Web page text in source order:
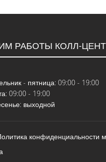
РАБОТЫ КОЛЛ-
- пятница: 09:00 - 19:00
09:00 - 19:00
выходной
конфиденциальности